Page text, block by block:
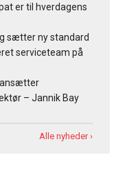
er til hverdagens
sætter ny standard
serviceteam på
ansætter
– Jannik Bay
Alle nyheder ›